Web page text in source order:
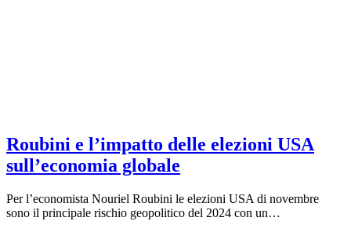
Roubini e l’impatto delle elezioni USA
sull’economia globale
Per l’economista Nouriel Roubini le elezioni USA di novembre
sono il principale rischio geopolitico del 2024 con un…